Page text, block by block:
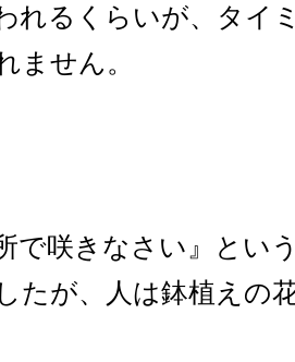
れるくらいが、タイ
ません。
で咲きなさい』とい
たが、人は鉢植えの